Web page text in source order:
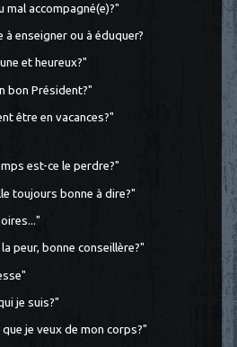
mal accompagné(e)?"
à enseigner ou à éduquer?
et heureux?"
bon Président?"
être en vacances?"
est-ce le perdre?"
toujours bonne à dire?"
peur, bonne conseillère?"
je suis?"
je veux de mon corps?"